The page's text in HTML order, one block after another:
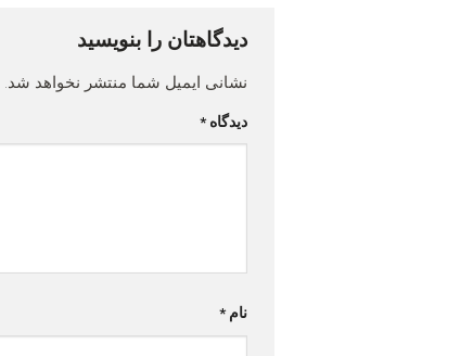
دیدگاهتان را بنویسید
نشانی ایمیل شما منتشر نخواهد شد.
دیدگاه*
نام*